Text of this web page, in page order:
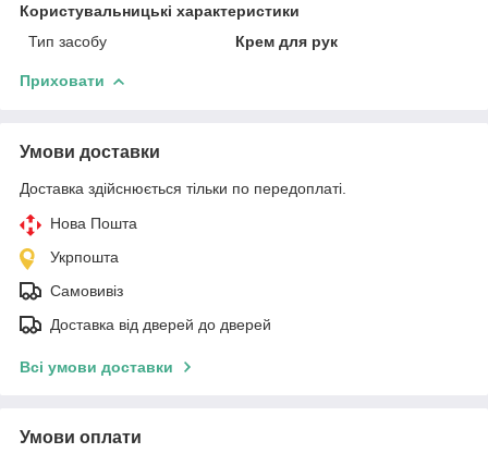
Користувальницькі характеристики
Тип засобу
Крем для рук
Приховати
Умови доставки
Доставка здійснюється тільки по передоплаті.
Нова Пошта
Укрпошта
Самовивіз
Доставка від дверей до дверей
Всі умови доставки
Умови оплати